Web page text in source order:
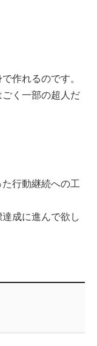
作れるのです。
く一部の超人だ
行動継続への工
成に進んで欲し